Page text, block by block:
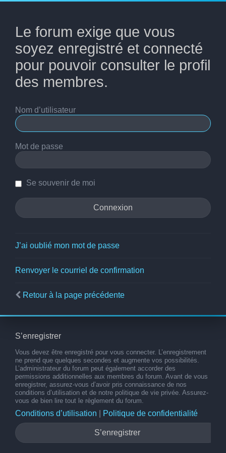
Le forum exige que vous
soyez enregistré et connecté
pour pouvoir consulter le profil
des membres.
Nom d’utilisateur
Mot de passe
Se souvenir de moi
J’ai oublié mon mot de passe
Renvoyer le courriel de confirmation
Retour à la page précédente
S’enregistrer
Vous devez être enregistré pour vous connecter. L’enregistrement
ne prend que quelques secondes et augmente vos possibilités.
L’administrateur du forum peut également accorder des
permissions additionnelles aux membres du forum. Avant de vous
enregistrer, assurez-vous d’avoir pris connaissance de nos
conditions d’utilisation et de notre politique de vie privée. Assurez-
vous de bien lire tout le règlement du forum.
Conditions d’utilisation Politique de confidentialité
S’enregistrer